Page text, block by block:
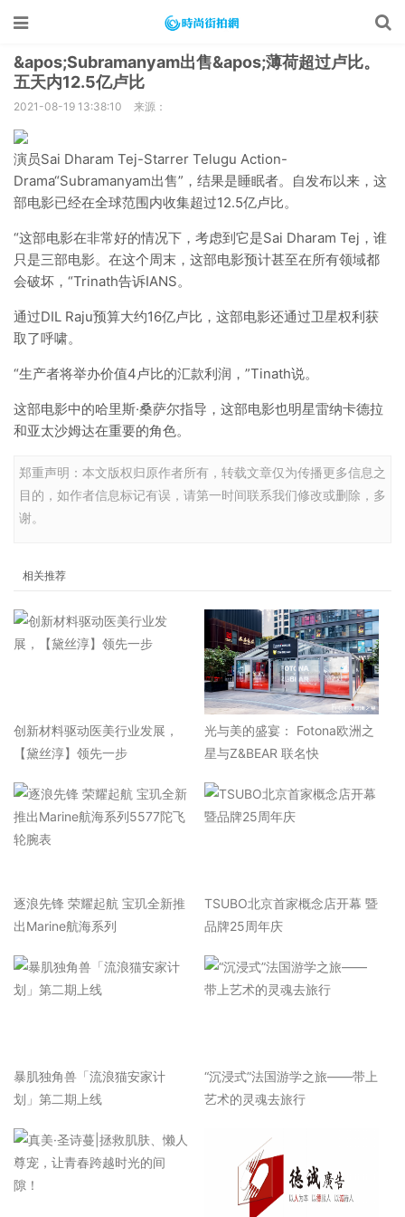
&apos;Subramanyam出售&apos;薄荷超过卢比。
五天内12.5亿卢比
2021-08-19 13:38:10 来源：
演员Sai Dharam Tej-Starrer Telugu Action-
Drama“Subramanyam出售”，结果是睡眠者。自发布以来，这
部电影已经在全球范围内收集超过12.5亿卢比。
“这部电影在非常好的情况下，考虑到它是Sai Dharam Tej，谁
只是三部电影。在这个周末，这部电影预计甚至在所有领域都
会破坏，“Trinath告诉IANS。
通过DIL Raju预算大约16亿卢比，这部电影还通过卫星权利获
取了呼啸。
“生产者将举办价值4卢比的汇款利润，”Tinath说。
这部电影中的哈里斯·桑萨尔指导，这部电影也明星雷纳卡德拉
和亚太沙姆达在重要的角色。
郑重声明：本文版权归原作者所有，转载文章仅为传播更多信息之
目的，如作者信息标记有误，请第一时间联系我们修改或删除，多
谢。
相关推荐
​创新材料驱动医美行业发展，
【黛丝淳】领先一步
光与美的盛宴： Fotona欧洲之
星与Z&BEAR 联名快
逐浪先锋 荣耀起航 宝玑全新推
出Marine航海系列
TSUBO北京首家概念店开幕 暨
品牌25周年庆
暴肌独角兽「流浪猫安家计
划」第二期上线
“沉浸式”法国游学之旅——带上
艺术的灵魂去旅行